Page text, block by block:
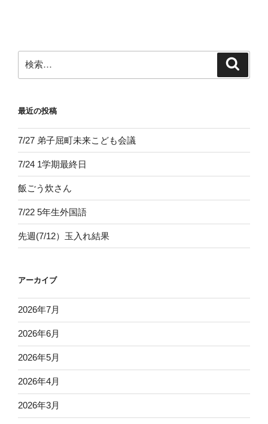
ン
索:
最近の投稿
7/27 弟子屈町未来こども会議
7/24 1学期最終日
飯ごう炊さん
7/22 5年生外国語
先週(7/12）玉入れ結果
アーカイブ
2026年7月
2026年6月
2026年5月
2026年4月
2026年3月